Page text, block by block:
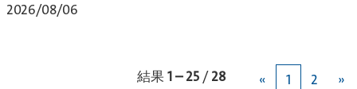
2026/08/06
結果 1 – 25 /28 « 1 2 »